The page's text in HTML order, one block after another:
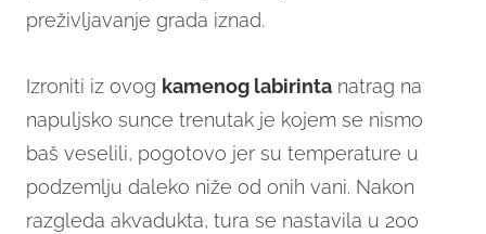
preživljavanje grada iznad.
Izroniti iz ovog kamenog labirinta natrag na
napuljsko sunce trenutak je kojem se nismo
baš veselili, pogotovo jer su temperature u
podzemlju daleko niže od onih vani. Nakon
razgleda akvadukta, tura se nastavila u 200